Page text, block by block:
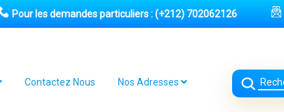
Pour les demandes particuliers :(+212) 702062126
Contactez Nous Nos Adresses